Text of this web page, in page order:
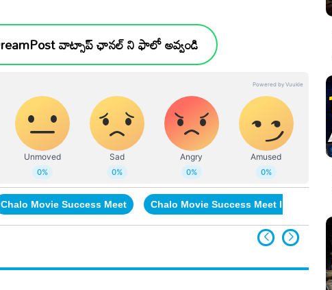
వాట్సాప్ ఛానల్ ని ఫాలో అవ్వండి
Chalo Movie Success Meet Chalo Movie Success Meet In Vizag